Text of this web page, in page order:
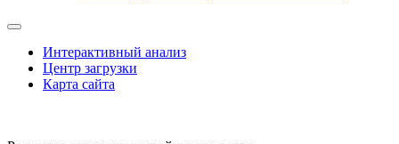
Интерактивный анализ
Центр загрузки
Карта сайта